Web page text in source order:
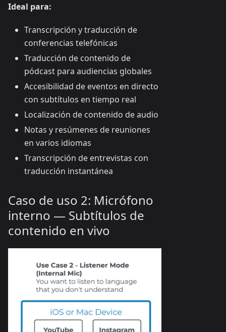
Ideal para:
Transcripción y traducción de
conferencias telefónicas
Traducción de contenido de
pódcast para audiencias globales
Accesibilidad de eventos en directo
con subtítulos en tiempo real
Localización de contenido de audio
Notas y resúmenes de reuniones
en varios idiomas
Transcripción de entrevistas con
traducción instantánea
Caso de uso 2: Micrófono
interno — Subtítulos de
contenido en vivo